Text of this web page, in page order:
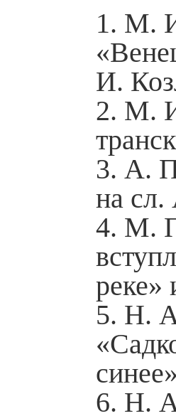
М.
И.
М.
А.
на
М.
реке»
Н.
Н.